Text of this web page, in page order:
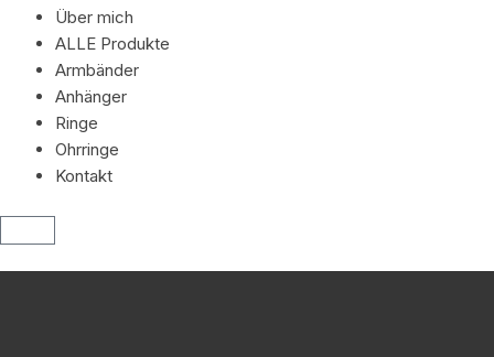
Über mich
ALLE Produkte
Armbänder
Anhänger
Ringe
Ohrringe
Kontakt